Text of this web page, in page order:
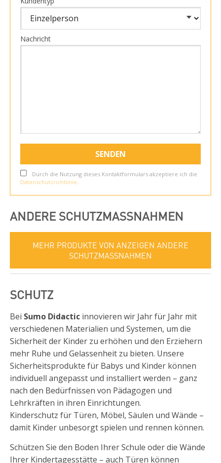
Nachricht
Durch die Nutzung dieses Kontaktformulars akzeptiere ich die
Datenschutzrichtlinie.
ANDERE SCHUTZMASSNAHMEN
MEHR PRODUKTE VON ANZEIGEN ANDERE
SCHUTZMASSNAHMEN
SCHUTZ
Bei Sumo Didactic innovieren wir Jahr für Jahr mit
verschiedenen Materialien und Systemen, um die
Sicherheit der Kinder zu erhöhen und den Erziehern
mehr Ruhe und Gelassenheit zu bieten. Unsere
Sicherheitsprodukte für Babys und Kinder können
individuell angepasst und installiert werden – ganz
nach den Bedürfnissen von Pädagogen und
Lehrkräften in ihren Einrichtungen.
Kinderschutz für Türen, Möbel, Säulen und Wände –
damit Kinder unbesorgt spielen und rennen können.
Schützen Sie den Boden Ihrer Schule oder die Wände
Ihrer Kindertagesstätte – auch Türen können